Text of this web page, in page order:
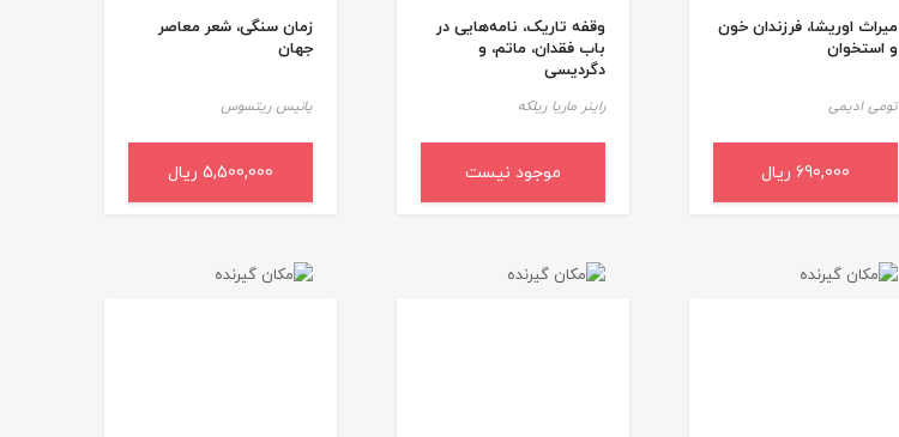
میراث اوریشا، فرزندان خون
و استخوان
تومی ادیمی
690,000 ریال
افزودن به سبد خرید
وقفه تاریک، نامه‌هایی در
باب فقدان، ماتم، و
دگردیسی
راینر ماریا ریلکه
موجود نیست
زمان سنگی، شعر معاصر
جهان
یانیس ریتسوس
5,500,000 ریال
افزودن به سبد خرید